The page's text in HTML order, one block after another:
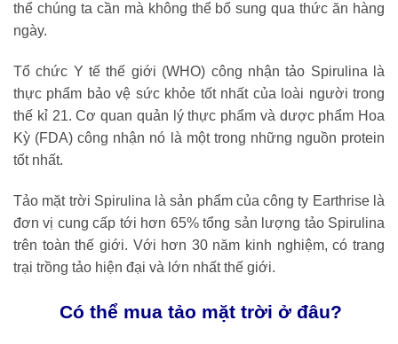
thể chúng ta cần mà không thể bổ sung qua thức ăn hàng
ngày.
Tổ chức Y tế thế giới (WHO) công nhận tảo Spirulina là
thực phẩm bảo vệ sức khỏe tốt nhất của loài người trong
thế kỉ 21. Cơ quan quản lý thực phẩm và dược phẩm Hoa
Kỳ (FDA) công nhận nó là một trong những nguồn protein
tốt nhất.
Tảo mặt trời Spirulina là sản phẩm của công ty Earthrise là
đơn vị cung cấp tới hơn 65% tổng sản lượng tảo Spirulina
trên toàn thế giới. Với hơn 30 năm kinh nghiệm, có trang
trại trồng tảo hiện đại và lớn nhất thế giới.
Có thể mua tảo mặt trời ở đâu?